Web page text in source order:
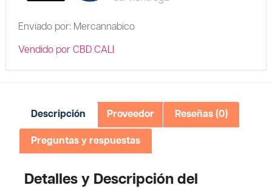
Enviado por: Mercannabico
Vendido por CBD CALI
Descripción Proveedor Reseñas (0)
Preguntas y respuestas
Detalles y Descripción del